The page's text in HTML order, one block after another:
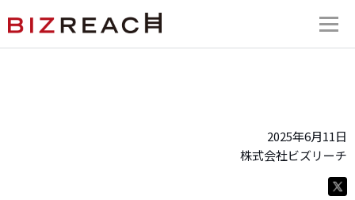
2025年6月11日
株式会社ビズリーチ